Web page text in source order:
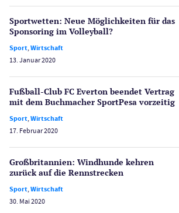
Schlagzeilen
Spiele
Spielerschutz
Sport
Wetten
Wirtschaft
Merkur Casinos
Casino Testberichte
Bonus Ohne Einzahlung
Slot Freispiele
Sportwetten: Neue Möglichkeiten für das
Sponsoring im Volleyball?
Sport,Wirtschaft
13. Januar 2020
Fußball-Club FC Everton beendet Vertrag
mit dem Buchmacher SportPesa vorzeitig
Sport,Wirtschaft
17. Februar 2020
Großbritannien: Windhunde kehren
zurück auf die Rennstrecken
Sport,Wirtschaft
30. Mai 2020